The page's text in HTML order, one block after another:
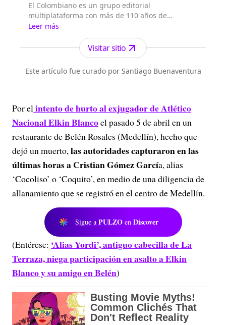
El Colombiano es un grupo editorial
multiplataforma con más de 110 años de
existencia. Nació en la ciudad de Medellín en
Antioquia. Fundado el 6 de febrero de 1912 por
Francisco de Paula Pérez, se ha especializado en
la investigación y generación de contenidos
periodísticos para diferentes plataformas en las
que provee a las audiencias de piezas mult...
Leer más
Visitar sitio
Este artículo fue curado por Santiago Buenaventura
Por elintento de hurto al exjugador de Atlético
Nacional Elkin Blancoel pasado 5 de abril en un
restaurante de Belén Rosales (Medellín), hecho que
dejó un muerto,las autoridades capturaron en las
últimas horas a Cristian Gómez García, alias
‘Cocoliso’ o ‘Coquito’, en medio de una diligencia de
allanamiento que se registró en el centro de Medellín.
Sigue a PULZO en Discover
(Entérese: ‘Alias Yordi’, antiguo cabecilla de La
Terraza, niega participación en asalto a Elkin
Blanco y su amigo en Belén)